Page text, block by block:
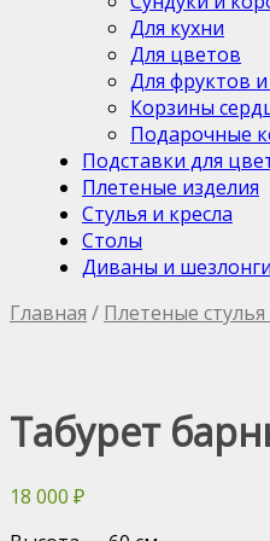
Для кухни
Для цветов
Для фруктов
Корзины
Подарочные
Подставки для
Плетеные изделия
Стулья и кресла
Столы
Диваны и шезлонги
Главная / Плетеные стулья
Табурет
18 000 ₽